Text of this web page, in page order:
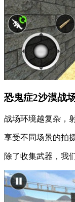
恐鬼症2沙漠战
战场环境越复杂，
享受不同场景的拍
除了收集武器，我